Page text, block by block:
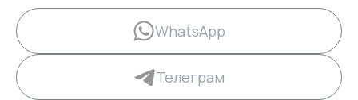
WhatsApp
Телеграм